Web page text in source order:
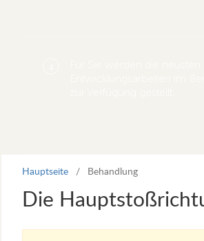
Hauptseite / Behandlung
Die